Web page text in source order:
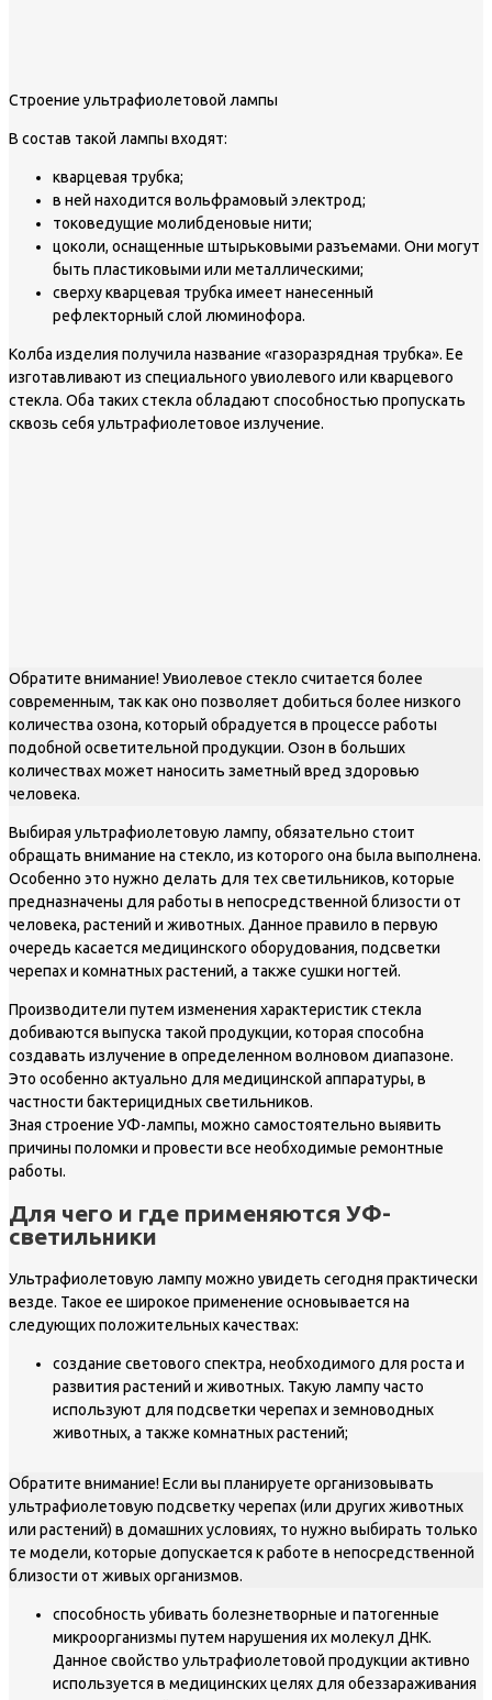
Строение ультрафиолетовой лампы
В состав такой лампы входят:
кварцевая трубка;
в ней находится вольфрамовый электрод;
токоведущие молибденовые нити;
цоколи, оснащенные штырьковыми разъемами. Они могут
быть пластиковыми или металлическими;
сверху кварцевая трубка имеет нанесенный
рефлекторный слой люминофора.
Колба изделия получила название «газоразрядная трубка». Ее
изготавливают из специального увиолевого или кварцевого
стекла. Оба таких стекла обладают способностью пропускать
сквозь себя ультрафиолетовое излучение.
Обратите внимание! Увиолевое стекло считается более
современным, так как оно позволяет добиться более низкого
количества озона, который обрадуется в процессе работы
подобной осветительной продукции. Озон в больших
количествах может наносить заметный вред здоровью
человека.
Выбирая ультрафиолетовую лампу, обязательно стоит
обращать внимание на стекло, из которого она была выполнена.
Особенно это нужно делать для тех светильников, которые
предназначены для работы в непосредственной близости от
человека, растений и животных. Данное правило в первую
очередь касается медицинского оборудования, подсветки
черепах и комнатных растений, а также сушки ногтей.
Производители путем изменения характеристик стекла
добиваются выпуска такой продукции, которая способна
создавать излучение в определенном волновом диапазоне.
Это особенно актуально для медицинской аппаратуры, в
частности бактерицидных светильников.
Зная строение УФ-лампы, можно самостоятельно выявить
причины поломки и провести все необходимые ремонтные
работы.
Для чего и где применяются УФ-
светильники
Ультрафиолетовую лампу можно увидеть сегодня практически
везде. Такое ее широкое применение основывается на
следующих положительных качествах:
создание светового спектра, необходимого для роста и
развития растений и животных. Такую лампу часто
используют для подсветки черепах и земноводных
животных, а также комнатных растений;
Обратите внимание! Если вы планируете организовывать
ультрафиолетовую подсветку черепах (или других животных
или растений) в домашних условиях, то нужно выбирать только
те модели, которые допускается к работе в непосредственной
близости от живых организмов.
способность убивать болезнетворные и патогенные
микроорганизмы путем нарушения их молекул ДНК.
Данное свойство ультрафиолетовой продукции активно
используется в медицинских целях для обеззараживания